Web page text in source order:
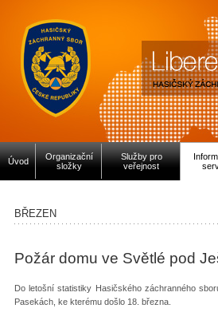
Úvod
Organizační
složky
Služby pro
veřejnost
BŘEZEN
Požár domu ve Světlé pod
Do letošní statistiky Hasičského záchranného
Pasekách, ke kterému došlo 18. března.